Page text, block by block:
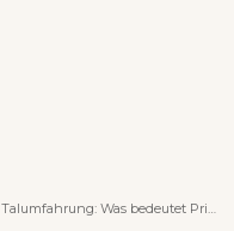
Talumfahrung: Was bedeutet Priorisierung? +++ aktualisiert